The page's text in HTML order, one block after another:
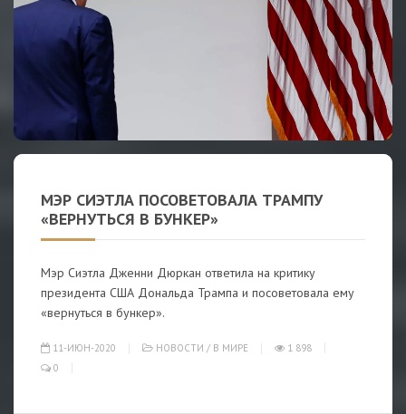
МЭР СИЭТЛА ПОСОВЕТОВАЛА ТРАМПУ
«ВЕРНУТЬСЯ В БУНКЕР»
Мэр Сиэтла Дженни Дюркан ответила на критику
президента США Дональда Трампа и посоветовала ему
«вернуться в бункер».
11-ИЮН-2020 НОВОСТИ / В МИРЕ
1 898
0